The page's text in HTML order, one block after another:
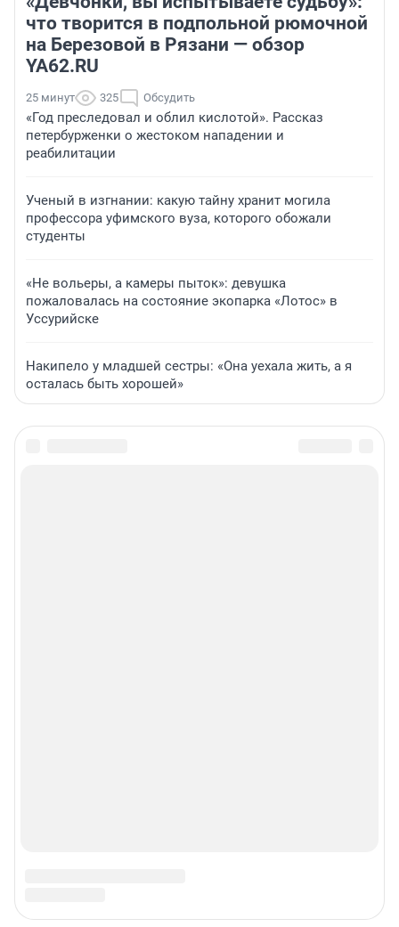
что творится в подпольной рюмочной
на Березовой в Рязани — обзор
YA62.RU
25 минут 325 Обсудить
«Год преследовал и облил кислотой». Рассказ
петербурженки о жестоком нападении и
реабилитации
Ученый в изгнании: какую тайну хранит могила
профессора уфимского вуза, которого обожали
студенты
«Не вольеры, а камеры пыток»: девушка
пожаловалась на состояние экопарка «Лотос» в
Уссурийске
Накипело у младшей сестры: «Она уехала жить, а я
осталась быть хорошей»